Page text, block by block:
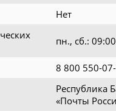
Нет
пн., сб.:
8 800 550-
Республика
«Почты